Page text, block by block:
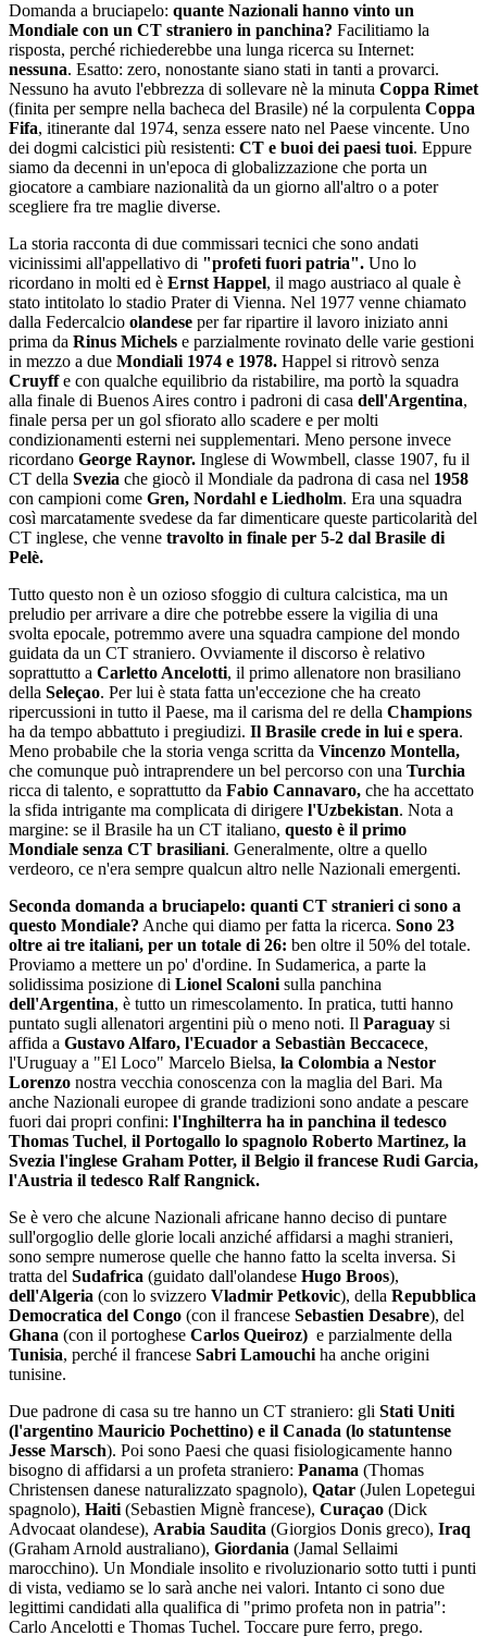
Domanda a bruciapelo: quante Nazionali hanno vinto un
Mondiale con un CT straniero in panchina? Facilitiamo la
risposta, perché richiederebbe una lunga ricerca su Internet:
nessuna. Esatto: zero, nonostante siano stati in tanti a provarci.
Nessuno ha avuto l'ebbrezza di sollevare nè la minuta Coppa Rimet
(finita per sempre nella bacheca del Brasile) né la corpulenta Coppa
Fifa, itinerante dal 1974, senza essere nato nel Paese vincente. Uno
dei dogmi calcistici più resistenti: CT e buoi dei paesi tuoi. Eppure
siamo da decenni in un'epoca di globalizzazione che porta un
giocatore a cambiare nazionalità da un giorno all'altro o a poter
scegliere fra tre maglie diverse.
La storia racconta di due commissari tecnici che sono andati
vicinissimi all'appellativo di "profeti fuori patria". Uno lo
ricordano in molti ed è Ernst Happel, il mago austriaco al quale è
stato intitolato lo stadio Prater di Vienna. Nel 1977 venne chiamato
dalla Federcalcio olandese per far ripartire il lavoro iniziato anni
prima da Rinus Michels e parzialmente rovinato delle varie gestioni
in mezzo a due Mondiali 1974 e 1978. Happel si ritrovò senza
Cruyffe con qualche equilibrio da ristabilire, ma portò la squadra
alla finale di Buenos Aires contro i padroni di casa dell'Argentina,
finale persa per un gol sfiorato allo scadere e per molti
condizionamenti esterni nei supplementari. Meno persone invece
ricordano George Raynor. Inglese di Wowmbell, classe 1907, fu il
CT della Svezia che giocò il Mondiale da padrona di casa nel 1958
con campioni come Gren, Nordahl e Liedholm. Era una squadra
così marcatamente svedese da far dimenticare queste particolarità del
CT inglese, che venne travolto in finale per 5-2 dal Brasile di
Pelè.
Tutto questo non è un ozioso sfoggio di cultura calcistica, ma un
preludio per arrivare a dire che potrebbe essere la vigilia di una
svolta epocale, potremmo avere una squadra campione del mondo
guidata da un CT straniero. Ovviamente il discorso è relativo
soprattutto a Carletto Ancelotti, il primo allenatore non brasiliano
della Seleçao. Per lui è stata fatta un'eccezione che ha creato
ripercussioni in tutto il Paese, ma il carisma del re della Champions
ha da tempo abbattuto i pregiudizi. Il Brasile crede in lui e spera.
Meno probabile che la storia venga scritta da Vincenzo Montella,
che comunque può intraprendere un bel percorso con una Turchia
ricca di talento, e soprattutto da Fabio Cannavaro, che ha accettato
la sfida intrigante ma complicata di dirigere l'Uzbekistan. Nota a
margine: se il Brasile ha un CT italiano, questo è il primo
Mondiale senza CT brasiliani. Generalmente, oltre a quello
verdeoro, ce n'era sempre qualcun altro nelle Nazionali emergenti.
Seconda domanda a bruciapelo: quanti CT stranieri ci sono a
questo Mondiale? Anche qui diamo per fatta la ricerca. Sono 23
oltre ai tre italiani, per un totale di 26: ben oltre il 50% del totale.
Proviamo a mettere un po' d'ordine. In Sudamerica, a parte la
solidissima posizione di Lionel Scaloni sulla panchina
dell'Argentina, è tutto un rimescolamento. In pratica, tutti hanno
puntato sugli allenatori argentini più o meno noti. Il Paraguay si
affida a Gustavo Alfaro, l'Ecuador a Sebastiàn Beccacece,
l'Uruguay a "El Loco" Marcelo Bielsa, la Colombia a Nestor
Lorenzo nostra vecchia conoscenza con la maglia del Bari. Ma
anche Nazionali europee di grande tradizioni sono andate a pescare
fuori dai propri confini: l'Inghilterra ha in panchina il tedesco
Thomas Tuchel, il Portogallo lo spagnolo Roberto Martinez, la
Svezia l'inglese Graham Potter, il Belgio il francese Rudi Garcia,
l'Austria il tedesco Ralf Rangnick.
Se è vero che alcune Nazionali africane hanno deciso di puntare
sull'orgoglio delle glorie locali anziché affidarsi a maghi stranieri,
sono sempre numerose quelle che hanno fatto la scelta inversa. Si
tratta del Sudafrica (guidato dall'olandese Hugo Broos),
dell'Algeria (con lo svizzero Vladmir Petkovic), della Repubblica
Democratica del Congo (con il francese Sebastien Desabre), del
Ghana (con il portoghese Carlos Queiroz) e parzialmente della
Tunisia, perché il francese Sabri Lamouchi ha anche origini
tunisine.
Due padrone di casa su tre hanno un CT straniero: gli Stati Uniti
(l'argentino Mauricio Pochettino) e il Canada (lo statuntense
Jesse Marsch). Poi sono Paesi che quasi fisiologicamente hanno
bisogno di affidarsi a un profeta straniero: Panama (Thomas
Christensen danese naturalizzato spagnolo), Qatar (Julen Lopetegui
spagnolo), Haiti (Sebastien Mignè francese), Curaçao (Dick
Advocaat olandese), Arabia Saudita (Giorgios Donis greco), Iraq
(Graham Arnold australiano), Giordania (Jamal Sellaimi
marocchino). Un Mondiale insolito e rivoluzionario sotto tutti i punti
di vista, vediamo se lo sarà anche nei valori. Intanto ci sono due
legittimi candidati alla qualifica di "primo profeta non in patria":
Carlo Ancelotti e Thomas Tuchel. Toccare pure ferro, prego.